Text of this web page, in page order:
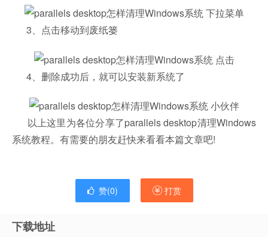
3、点击移动到废纸篓
4、删除成功后，就可以安装新系统了
以上这里为各位分享了parallels desktop清理Windows
系统教程。有需要的朋友赶快来看看本篇文章吧!
赞(0) 打赏
下载地址